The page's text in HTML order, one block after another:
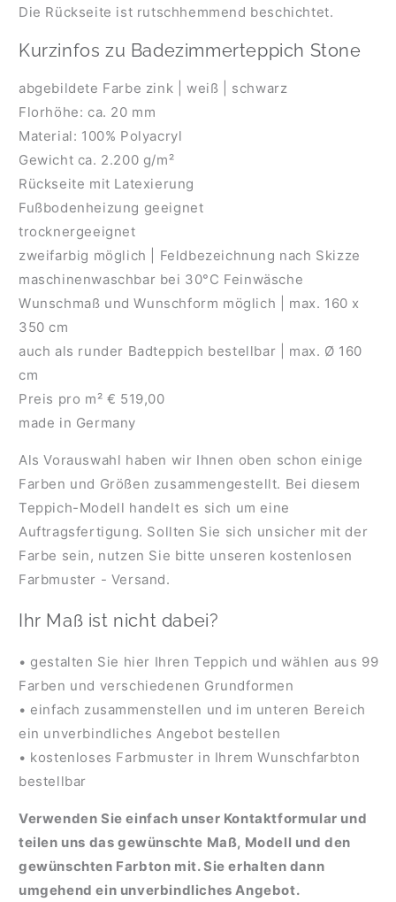
Die Rückseite ist rutschhemmend beschichtet.
Kurzinfos zu Badezimmerteppich Stone
abgebildete Farbe zink | weiß | schwarz
Florhöhe: ca. 20 mm
Material: 100% Polyacryl
Gewicht ca. 2.200 g/m²
Rückseite mit Latexierung
Fußbodenheizung geeignet
trocknergeeignet
zweifarbig möglich | Feldbezeichnung nach Skizze
maschinenwaschbar bei 30°C Feinwäsche
Wunschmaß und Wunschform möglich | max. 160 x
350 cm
auch als runder Badteppich bestellbar | max. Ø 160
cm
Preis pro m² € 519,00
made in Germany
Als Vorauswahl haben wir Ihnen oben schon einige
Farben und Größen zusammengestellt. Bei diesem
Teppich-Modell handelt es sich um eine
Auftragsfertigung. Sollten Sie sich unsicher mit der
Farbe sein, nutzen Sie bitte unseren kostenlosen
Farbmuster - Versand.
Ihr Maß ist nicht dabei?
• gestalten Sie hier Ihren Teppich und wählen aus 99
Farben und verschiedenen Grundformen
• einfach zusammenstellen und im unteren Bereich
ein unverbindliches Angebot bestellen
• kostenloses Farbmuster in Ihrem Wunschfarbton
bestellbar
Verwenden Sie einfach unser Kontaktformular und
teilen uns das gewünschte Maß, Modell und den
gewünschten Farbton mit. Sie erhalten dann
umgehend ein unverbindliches Angebot.